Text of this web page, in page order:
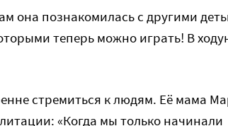
она познакомилась с другими
теперь можно играть! В
стремиться к людям. Её мама
«Когда мы только начинали